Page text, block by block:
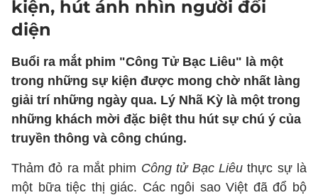
kiện, hút ánh nhìn người đối
diện
Buổi ra mắt phim "Công Tử Bạc Liêu" là một
trong những sự kiện được mong chờ nhất làng
giải trí những ngày qua. Lý Nhã Kỳ là một trong
những khách mời đặc biệt thu hút sự chú ý của
truyền thông và công chúng.
Thảm đỏ ra mắt phim Công tử Bạc Liêuthực sự là
một bữa tiệc thị giác. Các ngôi sao Việt đã đổ bộ